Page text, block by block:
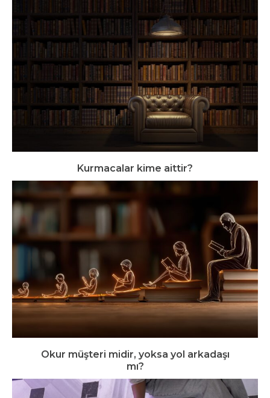
Kurmacalar kime aittir?
Okur müşteri midir, yoksa yol arkadaşı
mı?